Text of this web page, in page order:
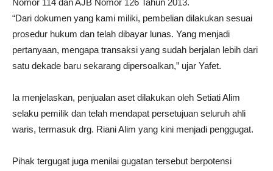
Nomor 114 dan AJB Nomor 126 Tahun 2013.
“Dari dokumen yang kami miliki, pembelian dilakukan sesuai
prosedur hukum dan telah dibayar lunas. Yang menjadi
pertanyaan, mengapa transaksi yang sudah berjalan lebih dari
satu dekade baru sekarang dipersoalkan,” ujar Yafet.
Ia menjelaskan, penjualan aset dilakukan oleh Setiati Alim
selaku pemilik dan telah mendapat persetujuan seluruh ahli
waris, termasuk drg. Riani Alim yang kini menjadi penggugat.
Pihak tergugat juga menilai gugatan tersebut berpotensi